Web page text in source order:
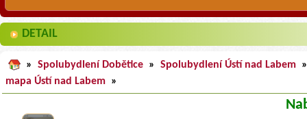
DETAIL
» Spolubydlení Dobětice » Spolubydlení Ústí nad Labem
mapa Ústí nad Labem »